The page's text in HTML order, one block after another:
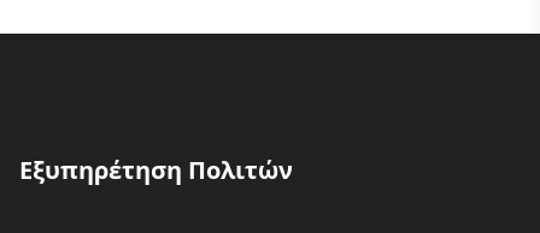
Εξυπηρέτηση Πολιτών